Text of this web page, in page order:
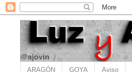
ARAGÓN GOYA Aviso